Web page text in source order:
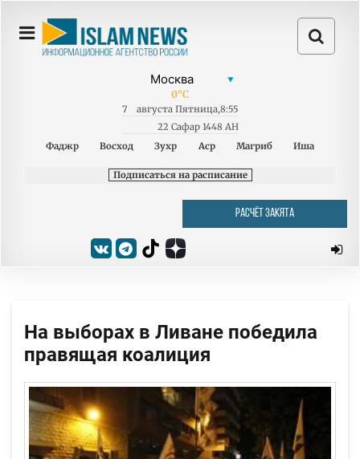
0°C
7 августа Пятница,8:55
22 Сафар 1448 AH
Фаджр
Восход Зухр Аср Магриб Иша
Подписаться на расписание
РАСЧЁТ ЗАКЯТА
На выборах в Ливане победила
правящая коалиция